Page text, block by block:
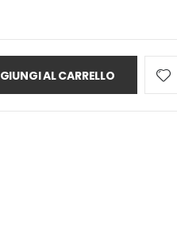
AL CARRELLO